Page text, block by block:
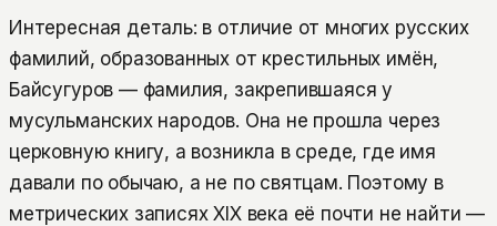
Интересная деталь: в отличие от многих русских
фамилий, образованных от крестильных имён,
Байсугуров — фамилия, закрепившаяся у
мусульманских народов. Она не прошла через
церковную книгу, а возникла в среде, где имя
давали по обычаю, а не по святцам. Поэтому в
метрических записях XIX века её почти не найти —